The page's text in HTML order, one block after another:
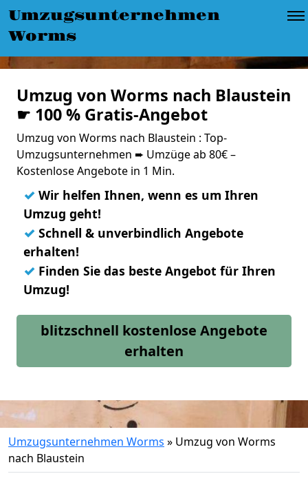
Umzugsunternehmen
Worms
Umzug von Worms nach Blaustein
☛ 100 % Gratis-Angebot
Umzug von Worms nach Blaustein : Top-
Umzugsunternehmen ➨ Umzüge ab 80€ –
Kostenlose Angebote in 1 Min.
✓ Wir helfen Ihnen, wenn es um Ihren
Umzug geht!
✓ Schnell & unverbindlich Angebote
erhalten!
✓ Finden Sie das beste Angebot für Ihren
Umzug!
blitzschnell kostenlose Angebote
erhalten
Umzugsunternehmen Worms » Umzug von Worms
nach Blaustein